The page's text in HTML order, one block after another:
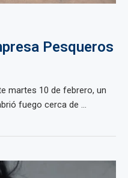
Pesqueros
martes 10 de febrero, un
fuego cerca de ...